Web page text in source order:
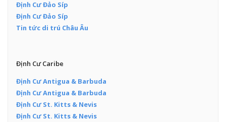
Định Cư Đảo Síp
Định Cư Đảo Síp
Tin tức di trú Châu Âu
Định Cư Caribe
Định Cư Antigua & Barbuda
Định Cư Antigua & Barbuda
Định Cư St. Kitts & Nevis
Định Cư St. Kitts & Nevis